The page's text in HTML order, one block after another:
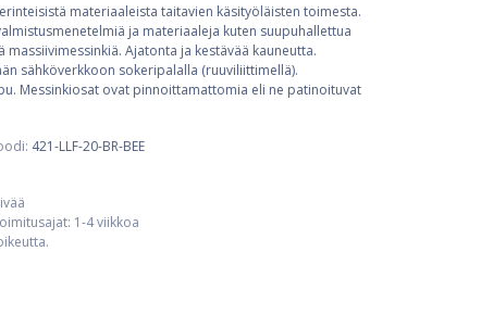
materiaaleista taitavien käsityöläisten toimesta.
ja materiaaleja kuten suupuhallettua
Ajatonta ja kestävää kauneutta.
sähköverkkoon sokeripalalla (ruuviliittimellä).
Messinkiosat ovat pinnoittamattomia eli ne patinoituvat
421-LLF-20-BR-BEE
1-4 viikkoa